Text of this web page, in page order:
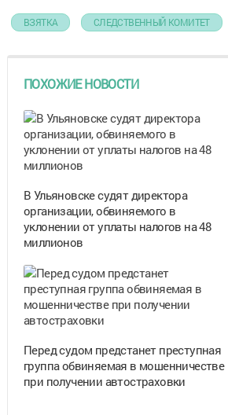
ВЗЯТКА СЛЕДСТВЕННЫЙ КОМИТЕТ
ПОХОЖИЕ НОВОСТИ
В Ульяновске судят директора
организации, обвиняемого в
уклонении от уплаты налогов на 48
миллионов
Перед судом предстанет преступная
группа обвиняемая в мошенничестве
при получении автостраховки